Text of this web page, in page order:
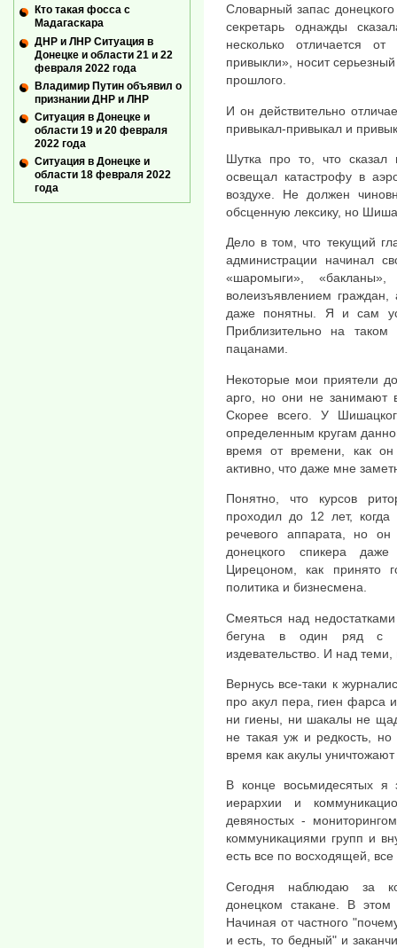
Словарный запас
секретарь однажды
несколько отличается
привыкли», носит
прошлого.
И он действительно
привыкал-привыкал и
Шутка про то, что сказал
освещал катастрофу в
воздухе. Не должен
обсценную лексику, но
Дело в том, что текущий
администрации начинал
«шаромыги»,
волеизъявлением
даже понятны. Я и сам
Приблизительно на
пацанами.
Некоторые мои приятели
арго, но они не занимают
Скорее всего. У
определенным кругам
время от времени, как
активно, что даже мне
Понятно, что курсов
проходил до 12 лет, когда
речевого аппарата, но
донецкого спикера
Цирецоном, как принято
политика и бизнесмена.
Смеяться над
бегуна в один ряд с
издевательство. И над
Вернусь все-таки к
про акул пера, гиен фарса
ни гиены, ни шакалы не
не такая уж и редкость,
время как акулы
В конце восьмидесятых я
иерархии и
девяностых -
коммуникациями групп и
есть все по восходящей, все
Сегодня наблюдаю за
донецком стакане. В
Начиная от частного
и есть, то бедный" и
Кто такая фосса с
Мадагаскара
ДНР и ЛНР Ситуация в
Донецке и области 21 и 22
февраля 2022 года
Владимир Путин объявил о
признании ДНР и ЛНР
Ситуация в Донецке и
области 19 и 20 февраля
2022 года
Ситуация в Донецке и
области 18 февраля 2022
года